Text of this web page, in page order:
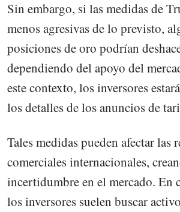
Sin embargo, si las medidas de
menos agresivas de lo previsto,
posiciones de oro podrían
dependiendo del apoyo del
este contexto, los inversores
los detalles de los anuncios de
Tales medidas pueden afectar las
comerciales internacionales,
incertidumbre en el mercado. En
los inversores suelen buscar